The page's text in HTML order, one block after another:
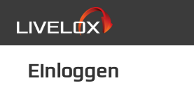
Einloggen